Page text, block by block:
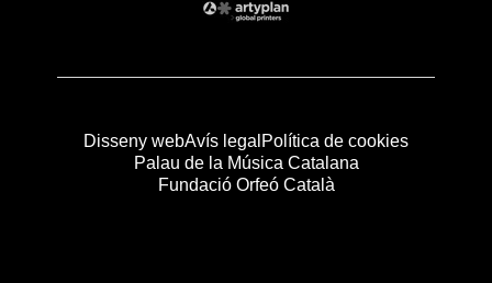
Disseny webAvís legal Política de cookies
Palau de la Música Catalana
Fundació Orfeó Català